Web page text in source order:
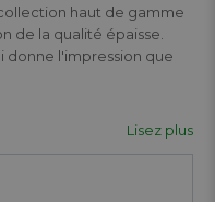
haut de gamme
de la qualité épaisse.
donne l'impression que
Lisez plus